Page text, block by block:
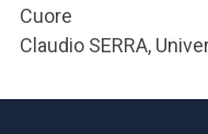
Cuore
Claudio SERRA,